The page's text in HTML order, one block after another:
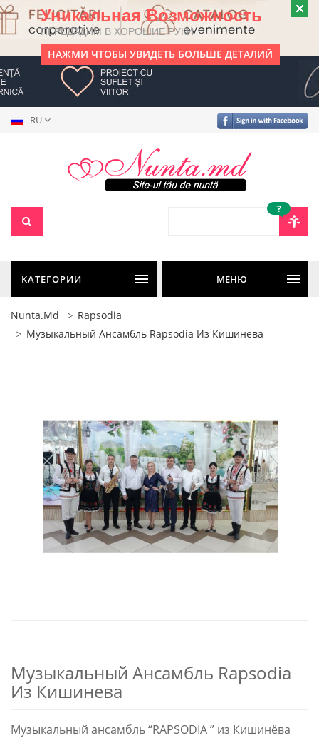
Уникальная Возможность
ПЕРЕДАДИМ В ХОРОШИЕ РУКИ
НАЖМИ ЧТОБЫ УВИДЕТЬ БОЛЬШЕ ДЕТАЛИЙ
RU
?
КАТЕГОРИИ МЕНЮ
Nunta.md
Rapsodia
Музыкальный Ансамбль Rapsodia Из Кишинева
Музыкальный Ансамбль Rapsodia
Из Кишинева
Музыкальный ансамбль “RAPSODIA ” из Кишинёва